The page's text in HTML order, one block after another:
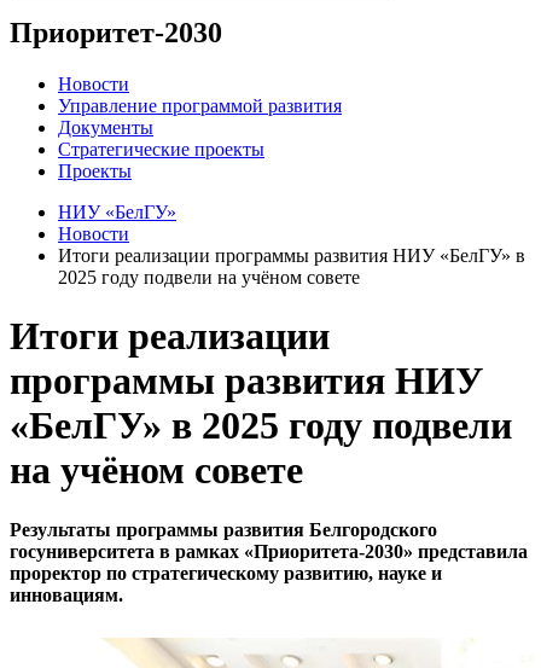
Приоритет-2030
Новости
Управление программой развития
Документы
Стратегические проекты
Проекты
НИУ «БелГУ»
Новости
Итоги реализации программы развития НИУ «БелГУ» в
2025 году подвели на учёном совете
Итоги реализации
программы развития НИУ
«БелГУ» в 2025 году подвели
на учёном совете
Результаты программы развития Белгородского
госуниверситета в рамках «Приоритета-2030» представила
проректор по стратегическому развитию, науке и
инновациям.